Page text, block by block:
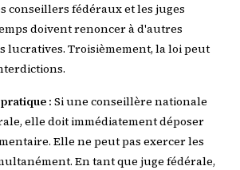
conseillers fédéraux et les juges
doivent renoncer à d'autres
lucratives. Troisièmement, la loi peut
: Si une conseillère nationale
elle doit immédiatement déposer
Elle ne peut pas exercer les
En tant que juge fédérale,